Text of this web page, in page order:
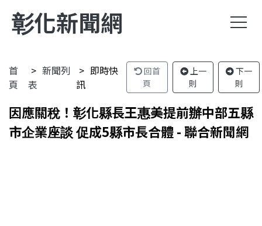
彰化新聞網
首
頁
新聞列
表
即時快
訊
回首
頁
上一
則
下一
則
因應關稅！彰化縣長王惠美提前辦中部五縣
市企業座談 促成5縣市長合體 - 聯合新聞網